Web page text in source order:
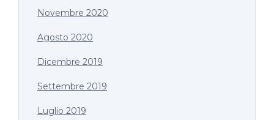
Novembre 2020
Agosto 2020
Dicembre 2019
Settembre 2019
Luglio 2019